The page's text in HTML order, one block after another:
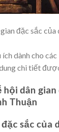
đặc sắc
dành cho
chi tiết
hội dân
Thuận
sắc của